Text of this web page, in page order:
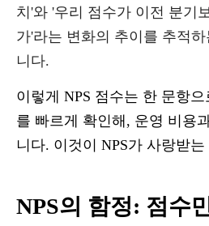
치'와 '우리 점수가 이전 분기
가'라는 변화의 추이를 추적
니다.
이렇게 NPS 점수는 한 문항
를 빠르게 확인해, 운영 비용
니다. 이것이 NPS가 사랑받
NPS의 함정: 점수